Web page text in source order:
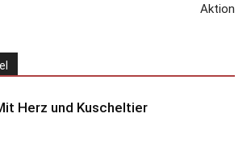
Aktion
Herz und Kuscheltier